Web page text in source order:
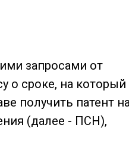
запросами от
о сроке, на который
получить патент
(далее - ПСН),